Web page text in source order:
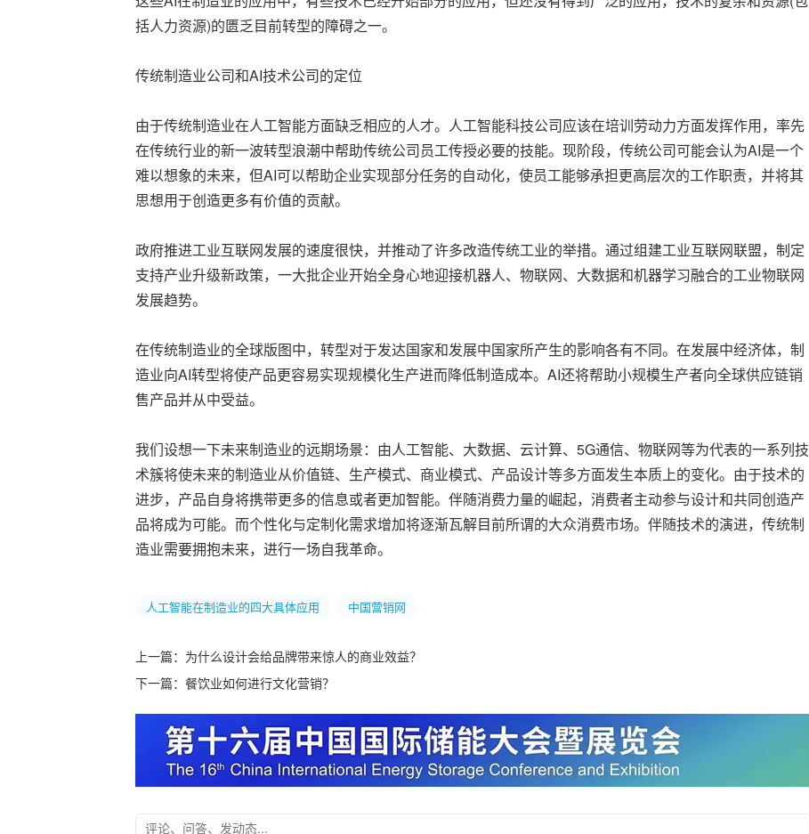
括人力资源)的匮乏目前转型的障碍之一。
传统制造业公司和AI技术公司的定位
由于传统制造业在人工智能方面缺乏相应的人才。人工智能科技公司应该在培训劳动力方面发挥作用，率先
在传统行业的新一波转型浪潮中帮助传统公司员工传授必要的技能。现阶段，传统公司可能会认为AI是一个
难以想象的未来，但AI可以帮助企业实现部分任务的自动化，使员工能够承担更高层次的工作职责，并将其
思想用于创造更多有价值的贡献。
政府推进工业互联网发展的速度很快，并推动了许多改造传统工业的举措。通过组建工业互联网联盟，制定
支持产业升级新政策，一大批企业开始全身心地迎接机器人、物联网、大数据和机器学习融合的工业物联网
发展趋势。
在传统制造业的全球版图中，转型对于发达国家和发展中国家所产生的影响各有不同。在发展中经济体，制
造业向AI转型将使产品更容易实现规模化生产进而降低制造成本。AI还将帮助小规模生产者向全球供应链销
售产品并从中受益。
我们设想一下未来制造业的远期场景：由人工智能、大数据、云计算、5G通信、物联网等为代表的一系列技
术簇将使未来的制造业从价值链、生产模式、商业模式、产品设计等多方面发生本质上的变化。由于技术的
进步，产品自身将携带更多的信息或者更加智能。伴随消费力量的崛起，消费者主动参与设计和共同创造产
品将成为可能。而个性化与定制化需求增加将逐渐瓦解目前所谓的大众消费市场。伴随技术的演进，传统制
造业需要拥抱未来，进行一场自我革命。
人工智能在制造业的四大具体应用 中国营销网
上一篇： 为什么设计会给品牌带来惊人的商业效益？
下一篇： 餐饮业如何进行文化营销？